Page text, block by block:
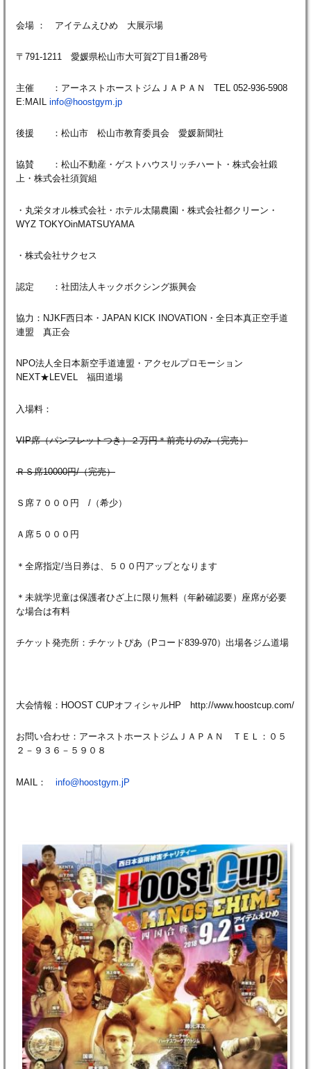
会場 ： アイテムえひめ 大展示場
〒791-1211 愛媛県松山市大可賀2丁目1番28号
主催 ：アーネストホーストジムＪＡＰＡＮ TEL 052-936-5908
E:MAIL info@hoostgym.jp
後援 ：松山市 松山市教育委員会 愛媛新聞社
協賛 ：松山不動産・ゲストハウスリッチハート・株式会社鍛
上・株式会社須賀組
・丸栄タオル株式会社・ホテル太陽農園・株式会社都クリーン・
WYZ TOKYOinMATSUYAMA
・株式会社サクセス
認定 ：社団法人キックボクシング振興会
協力：NJKF西日本・JAPAN KICK INOVATION・全日本真正空手道
連盟 真正会
NPO法人全日本新空手道連盟・アクセルプロモーション
NEXT★LEVEL 福田道場
入場料：
VIP席（パンフレットつき）２万円＊前売りのみ（完売）
ＲＳ席10000円/（完売）
Ｓ席７０００円 /（希少）
Ａ席５０００円
＊全席指定/当日券は、５００円アップとなります
＊未就学児童は保護者ひざ上に限り無料（年齢確認要）座席が必要
な場合は有料
チケット発売所：チケットぴあ（Pコード839-970）出場各ジム道場
大会情報：HOOST CUPオフィシャルHP http://www.hoostcup.com/
お問い合わせ：アーネストホーストジムＪＡＰＡＮ ＴＥＬ：０５
２－９３６－５９０８
MAIL： info@hoostgym.jP